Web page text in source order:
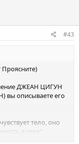
#43
Проясните)
ДЖЕАН ЦИГУН
вы описываете его
тело, оно
в теле"